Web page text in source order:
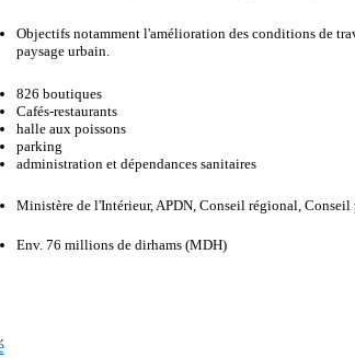
Objectifs notamment l'amélioration des conditions de
paysage urbain.
826 boutiques
Cafés-restaurants
halle aux poissons
parking
administration et dépendances sanitaires
Ministère de l'Intérieur, APDN, Conseil régional, Conseil
Env. 76 millions de dirhams (MDH)